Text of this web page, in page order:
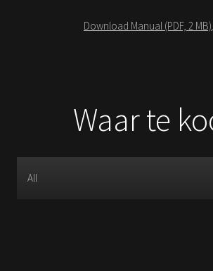
Download Manual (PDF, 2 MB)
Waar te
All